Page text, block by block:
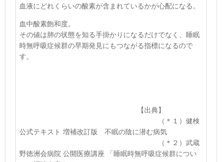
血液にどれくらいの酸素が含まれているかが心配になる。
血中酸素飽和度。
その値は肺の状態を知る手掛かりになるだけでなく、睡眠
時無呼吸症候群の早期発見にもつながる指標になるので
す。
【出典】
（＊１ ）健検
公式テキスト 増補改訂版 不眠の陰に潜む病気
（ ＊２ ）武蔵
野徳洲会病院 公開医療講座 「睡眠時無呼吸症候群につい